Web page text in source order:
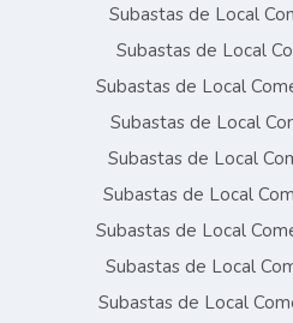
Subastas de Local
Subastas de Local
Subastas de Local
Subastas de Local
Subastas de Local
Subastas de Local
Subastas de Local
Subastas de Local
Subastas de Local